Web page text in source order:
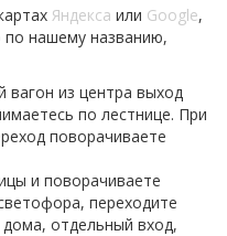
Яндекса или Google,
по нашему названию,
вагон из центра выход
по лестнице. При
поворачиваете
и поворачиваете
переходите
отдельный вход,